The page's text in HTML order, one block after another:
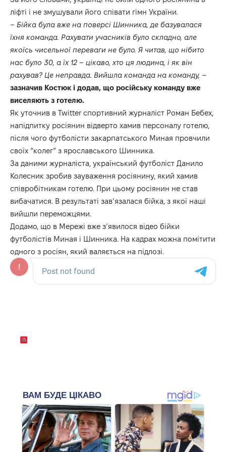
ліфті і не змушували його співати гімн України.
– Бійка була вже на поверсі Шинника, де базувалася
їхня команда. Рахувати учасників було складно, але
якоїсь чисельної переваги не було. Я читав, що нібито
нас було 30, а їх 12 – цікаво, хто ця людина, і як він
рахував? Це неправда. Вийшла команда на команду, –
зазначив Костюк і додав, що російську команду вже
виселяють з готелю.
Як уточнив в Twitter спортивний журналіст Роман Бебех,
напідпитку росіянин відверто хамив персоналу готелю,
після чого футболісти закарпатського Миная провчили
своїх “колег” з ярославського Шинника.
За даними журналіста, український футболіст Данило
Колесник зробив зауваження росіянину, який хамив
співробітникам готелю. При цьому росіянин не став
вибачатися. В результаті зав’язалася бійка, з якої наші
вийшли переможцями.
Додамо, що в Мережі вже з’явилося відео бійки
футболістів Миная і Шинника. На кадрах можна помітити
одного з росіян, який валяється на підлозі.